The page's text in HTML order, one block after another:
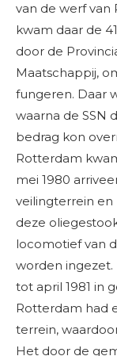
van de werf van
kwam daar de
door de
Maatschappij,
fungeren. Daar
waarna de SSN
bedrag kon
Rotterdam
mei 1980
veilingterrein
deze
locomotief van
worden
tot april 1981 in
Rotterdam had
terrein,
Het door de